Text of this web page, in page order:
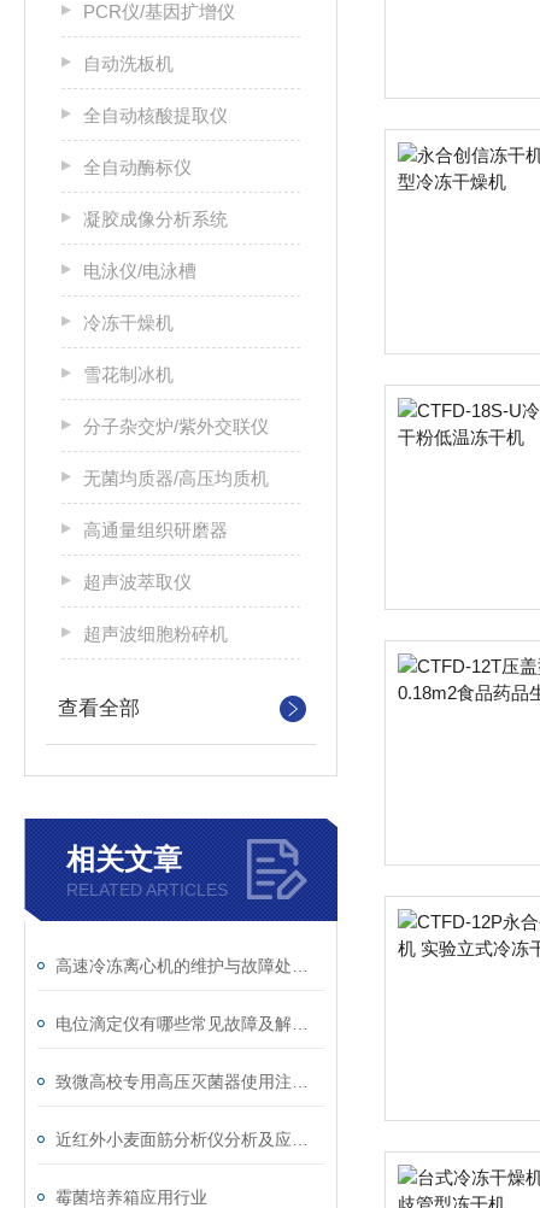
PCR仪/基因扩增仪
自动洗板机
全自动核酸提取仪
全自动酶标仪
凝胶成像分析系统
电泳仪/电泳槽
冷冻干燥机
雪花制冰机
分子杂交炉/紫外交联仪
无菌均质器/高压均质机
高通量组织研磨器
超声波萃取仪
超声波细胞粉碎机
查看全部
相关文章
RELATED ARTICLES
霉菌培养箱应用行业